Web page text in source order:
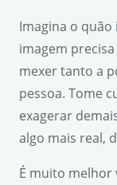
Imagina o
imagem
mexer tanto a
pessoa. Tome
exagerar
algo mais real,
É muito melhor